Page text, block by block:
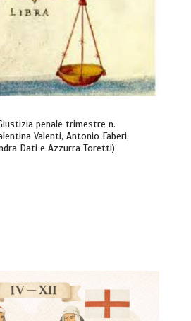
penale trimestre n.
Valenti, Antonio Faberi,
Dati e Azzurra Toretti)